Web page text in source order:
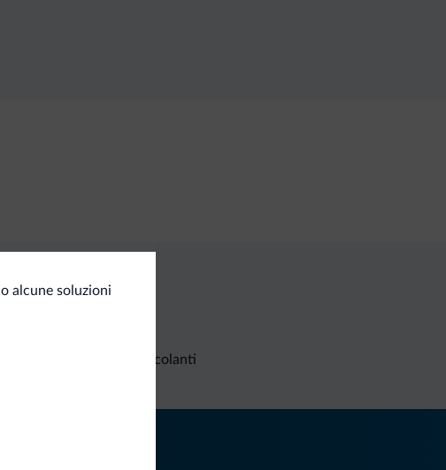
alcune soluzioni
Richieste non vincolanti